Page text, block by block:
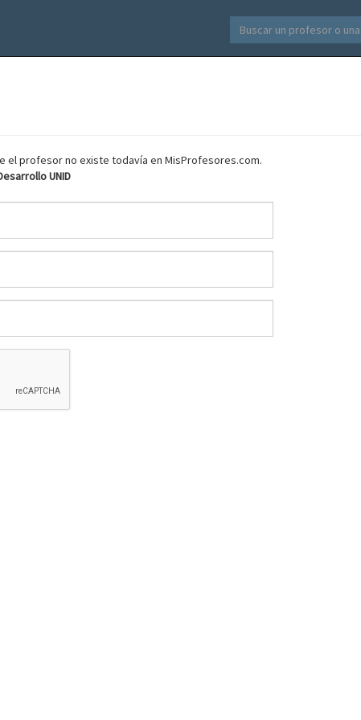
el profesor no existe todavía en MisProfesores.com.
UNID